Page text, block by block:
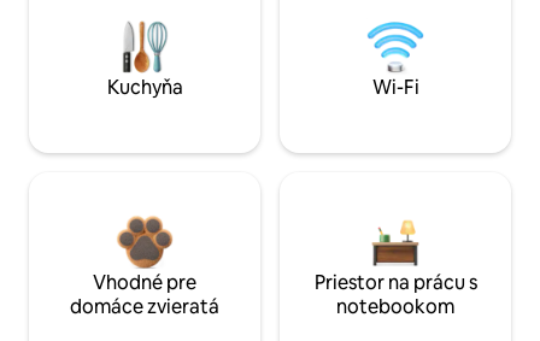
Kuchyňa Wi-Fi
Vhodné pre
domáce zvieratá
Priestor na prácu s
notebookom